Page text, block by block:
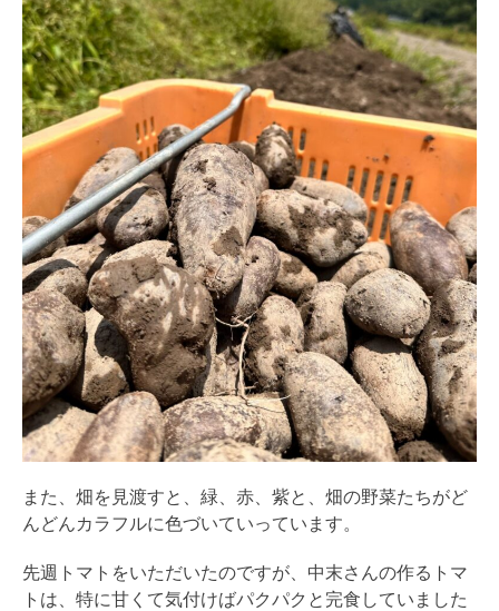
また、畑を見渡すと、緑、赤、紫と、畑の野菜たちがど
んどんカラフルに色づいていっています。
先週トマトをいただいたのですが、中末さんの作るトマ
トは、特に甘くて気付けばパクパクと完食していました